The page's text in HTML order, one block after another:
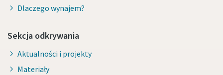
Dlaczego wynajem?
Sekcja odkrywania
Aktualności i projekty
Materiały